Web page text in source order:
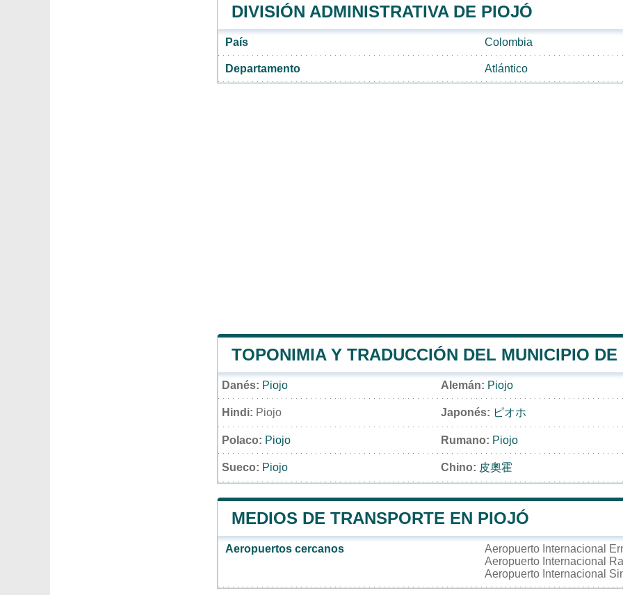
DIVISIÓN ADMINISTRATIVA DE PIOJÓ
País Colombia
Departamento Atlántico
TOPONIMIA Y TRADUCCIÓN DEL MUNICIPIO DE
Danés: Piojo Alemán: Piojo
Hindi: Piojo Japonés: ピオホ
Polaco: Piojo Rumano: Piojo
Sueco: Piojo Chino: 皮奧霍
MEDIOS DE TRANSPORTE EN PIOJÓ
Aeropuertos cercanos Aeropuerto Internacional
Aeropuerto Internacional
Aeropuerto Internacional